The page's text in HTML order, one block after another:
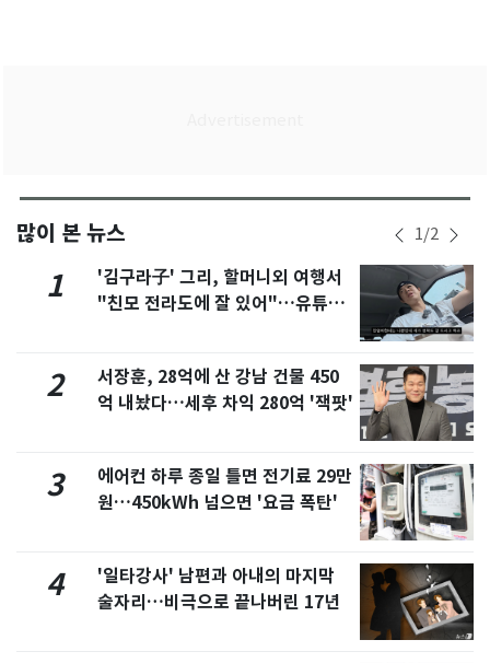
많이 본 뉴스 1/2
1
'김구라子' 그리, 할머니외 여행서
"친모 전라도에 잘 있어"…유튜브
2
서장훈, 28억에 산 강남 건물 450
억 내놨다…세후 차익 280억 '잭팟'
3
에어컨 하루 종일 틀면 전기료 29만
원…450kWh 넘으면 '요금 폭탄'
4
'일타강사' 남편과 아내의 마지막
술자리…비극으로 끝나버린 17년